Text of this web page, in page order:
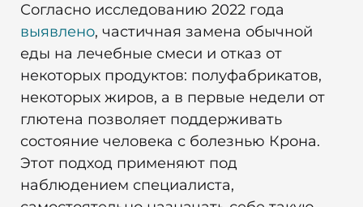
Согласно исследованию 2022 года
выявлено, частичная замена обычной
еды на лечебные смеси и отказ от
некоторых продуктов: полуфабрикатов,
некоторых жиров, а в первые недели от
глютена позволяет поддерживать
состояние человека с болезнью Крона.
Этот подход применяют под
наблюдением специалиста,